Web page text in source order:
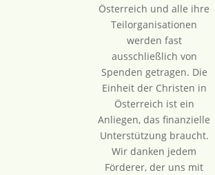
Österreich und alle ihre
Teilorganisationen
werden fast
ausschließlich von
Spenden getragen. Die
Einheit der Christen in
Österreich ist ein
Anliegen, das finanzielle
Unterstützung braucht.
Wir danken jedem
Förderer, der uns mit